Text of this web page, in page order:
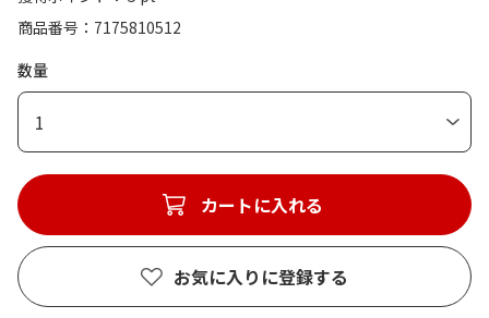
商品番号
7175810512
数量
1
カートに入れる
お気に入りに登録する